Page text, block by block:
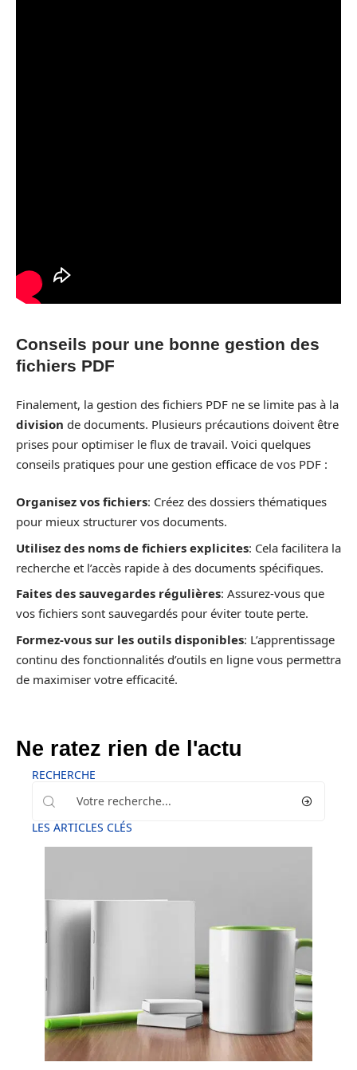
Conseils pour une bonne gestion des
fichiers PDF
Finalement, la gestion des fichiers PDF ne se limite pas à la
division de documents. Plusieurs précautions doivent être
prises pour optimiser le flux de travail. Voici quelques
conseils pratiques pour une gestion efficace de vos PDF :
Organisez vos fichiers: Créez des dossiers thématiques
pour mieux structurer vos documents.
Utilisez des noms de fichiers explicites: Cela facilitera la
recherche et l’accès rapide à des documents spécifiques.
Faites des sauvegardes régulières: Assurez-vous que
vos fichiers sont sauvegardés pour éviter toute perte.
Formez-vous sur les outils disponibles: L’apprentissage
continu des fonctionnalités d’outils en ligne vous permettra
de maximiser votre efficacité.
Ne ratez rien de l'actu
RECHERCHE
LES ARTICLES CLÉS